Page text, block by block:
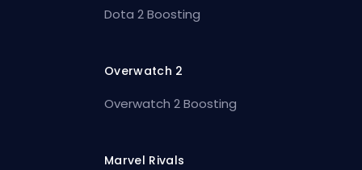
Dota 2 Boosting
Overwatch 2
Overwatch 2 Boosting
Marvel Rivals